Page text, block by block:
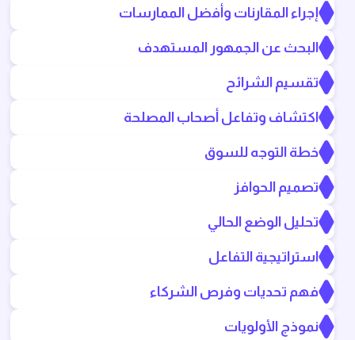
إجراء المقارنات وأفضل الممارسات
البحث عن الجمهور المستهدف
تقسيم الشرائح
اكتشاف وتفاعل أصحاب المصلحة
خطة التوجه للسوق
تصميم الحوافز
تحليل الوضع الحالي
استراتيجية التفاعل
فهم تحديات وفرص الشركاء
نموذج الأولويات